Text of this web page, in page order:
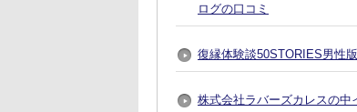
ログの口コミ
復縁体験談50STORIES男性
株式会社ラバーズカレスの